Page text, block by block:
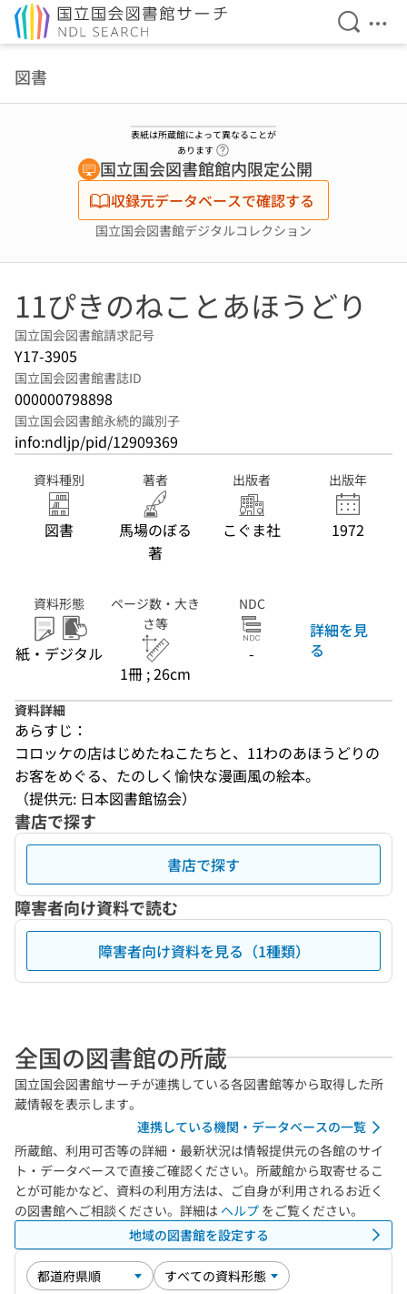
検索を
メ
図書
表紙は所蔵館によって異なることが
あります
国立国会図書館館内限定公開
収録元データベースで確認する
国立国会図書館デジタルコレクション
11ぴきのねことあほうどり
国立国会図書館請求記号
Y17-3905
国立国会図書館書誌ID
000000798898
国立国会図書館永続的識別子
info:ndljp/pid/12909369
資料種別
図書
著者
馬場のぼる
著
出版者
こぐま社
出版年
1972
資料形態
紙・デジタル
ページ数・大き
さ等
1冊 ; 26cm
NDC
-
詳細を見
る
資料詳細
あらすじ：
コロッケの店はじめたねこたちと、11わのあほうどりの
お客をめぐる、たのしく愉快な漫画風の絵本。
（提供元: 日本図書館協会）
書店で探す
書店で探す
障害者向け資料で読む
障害者向け資料を見る（1種類）
全国の図書館の所蔵
国立国会図書館サーチが連携している各図書館等から取得した所
蔵情報を表示します。
連携している機関・データベースの一覧
所蔵館、利用可否等の詳細・最新状況は情報提供元の各館のサイ
ト・データベースで直接ご確認ください。所蔵館から取寄せるこ
とが可能かなど、資料の利用方法は、ご自身が利用されるお近く
の図書館へご相談ください。詳細は ヘルプ をご覧ください。
地域の図書館を設定する